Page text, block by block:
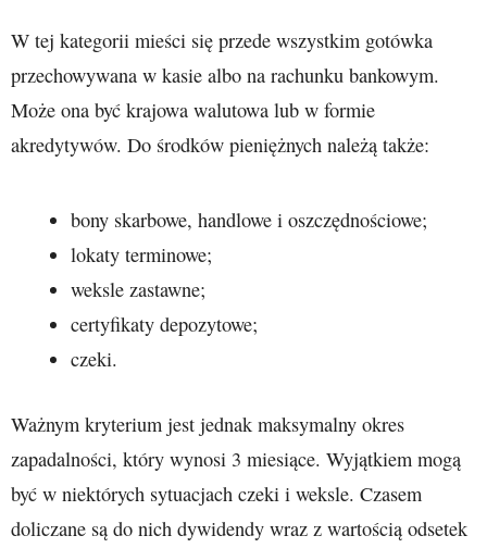
W tej kategorii mieści się przede wszystkim gotówka
przechowywana w kasie albo na rachunku bankowym.
Może ona być krajowa walutowa lub w formie
akredytywów. Do środków pieniężnych należą także:
bony skarbowe, handlowe i oszczędnościowe;
lokaty terminowe;
weksle zastawne;
certyfikaty depozytowe;
czeki.
Ważnym kryterium jest jednak maksymalny okres
zapadalności, który wynosi 3 miesiące. Wyjątkiem mogą
być w niektórych sytuacjach czeki i weksle. Czasem
doliczane są do nich dywidendy wraz z wartością odsetek